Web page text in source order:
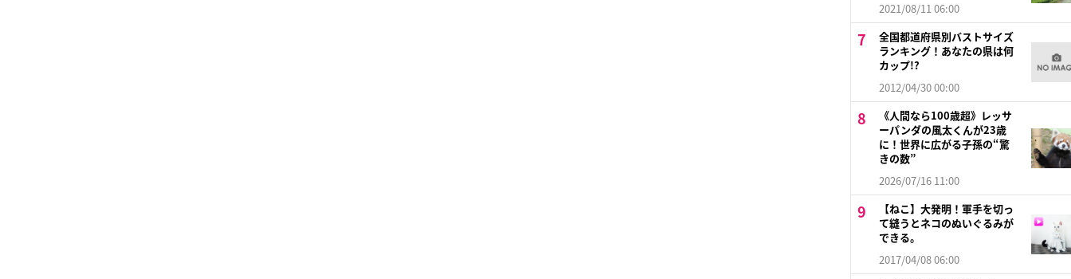
2021/08/11 06:00
全国都道府県別バストサイズ
ランキング！あなたの県は何
カップ!?
2012/04/30 00:00
《人間なら100歳超》レッサ
ーパンダの風太くんが23歳
に！世界に広がる子孫の“驚
きの数”
2026/07/16 11:00
【ねこ】大発明！軍手を切っ
て縫うとネコのぬいぐるみが
できる。
2017/04/08 06:00